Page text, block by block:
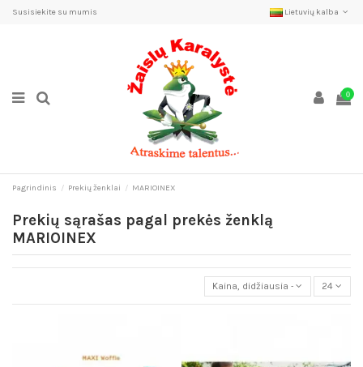
Susisiekite su mumis Lietuvių kalba
0
Pagrindinis Prekių ženklai MARIOINEX
Prekių sąrašas pagal prekės ženklą
MARIOINEX
Kaina, didžiausia - mažiausia
24